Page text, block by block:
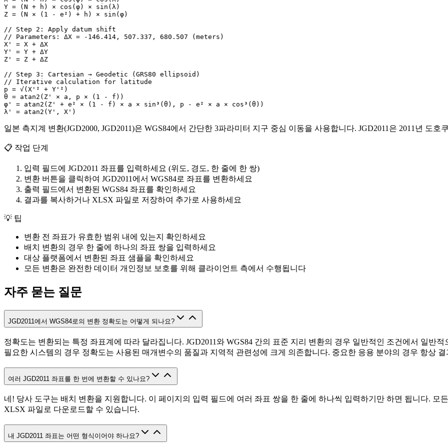
Y = (N + h) × cos(φ) × sin(λ)
Z = (N × (1 - e²) + h) × sin(φ)
// Step 2: Apply datum shift
// Parameters: ΔX = -146.414, 507.337, 680.507 (meters)
X' = X + ΔX
Y' = Y + ΔY
Z' = Z + ΔZ
// Step 3: Cartesian → Geodetic (GRS80 ellipsoid)
// Iterative calculation for latitude
p = √(X'² + Y'²)
θ = atan2(Z' × a, p × (1 - f))
φ' = atan2(Z' + e² × (1 - f) × a × sin³(θ), p - e² × a × cos³(θ))
λ' = atan2(Y', X')
일본 측지계 변환(JGD2000, JGD2011)은 WGS84에서 간단한 3파라미터 지구 중심 이동을 사용합니다. JGD2011은 2011년 도호
📋 작업 단계
입력 필드에 JGD2011 좌표를 입력하세요 (위도, 경도, 한 줄에 한 쌍)
변환 버튼을 클릭하여 JGD2011에서 WGS84로 좌표를 변환하세요
출력 필드에서 변환된 WGS84 좌표를 확인하세요
결과를 복사하거나 XLSX 파일로 저장하여 추가로 사용하세요
💡 팁
변환 전 좌표가 유효한 범위 내에 있는지 확인하세요
배치 변환의 경우 한 줄에 하나의 좌표 쌍을 입력하세요
대상 플랫폼에서 변환된 좌표 샘플을 확인하세요
모든 변환은 완전한 데이터 개인정보 보호를 위해 클라이언트 측에서 수행됩니다
자주 묻는 질문
JGD2011에서 WGS84로의 변환 정확도는 어떻게 되나요?
정확도는 변환되는 특정 좌표계에 따라 달라집니다. JGD2011와 WGS84 간의 표준 지리 변환의 경우 일반적인 조건에서 일반
필요한 시스템의 경우 정확도는 사용된 매개변수의 품질과 지역적 관련성에 크게 의존합니다. 중요한 응용 분야의 경우 항상
여러 JGD2011 좌표를 한 번에 변환할 수 있나요?
네! 당사 도구는 배치 변환을 지원합니다. 이 페이지의 입력 필드에 여러 좌표 쌍을 한 줄에 하나씩 입력하기만 하면 됩니다. 모
XLSX 파일로 다운로드할 수 있습니다.
내 JGD2011 좌표는 어떤 형식이어야 하나요?